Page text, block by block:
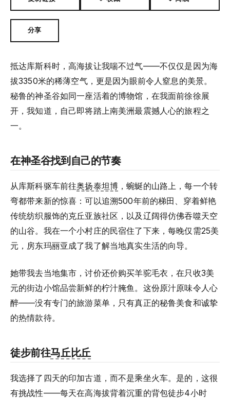
分享
抵达库斯科时，高海拔让我喘不过气——不仅仅是因为海
拔3350米的稀薄空气，更是因为眼前令人窒息的美景。
秘鲁的神圣谷如同一座活着的博物馆，在我面前徐徐展
开，我知道，自己即将踏上南美洲最震撼人心的旅程之
一。
在神圣谷找到自己的节奏
从库斯科驱车前往奥扬泰坦博 ，蜿蜒的山路上，每一个转
弯都带来新的惊喜：可以追溯500年前的梯田、穿着鲜艳
传统纺织服饰的克丘亚族社区，以及辽阔得仿佛吞噬天空
的山谷。我在一个小村庄的民宿住了下来，每晚仅需25美
元，房东玛丽亚成了我了解当地真实生活的向导。
她带我去当地集市，讨价还价购买羊驼毛衣，在只收3美
元的街边小馆品尝新鲜的柠汁腌鱼。这份原汁原味令人心
醉——没有专门的旅游菜单，只有真正的秘鲁美食和诚挚
的热情款待。
徒步前往马丘比丘
我选择了四天的印加古道，而不是乘坐火车。是的，这很
有挑战性——每天在高海拔背着沉重的背包徒步4小时